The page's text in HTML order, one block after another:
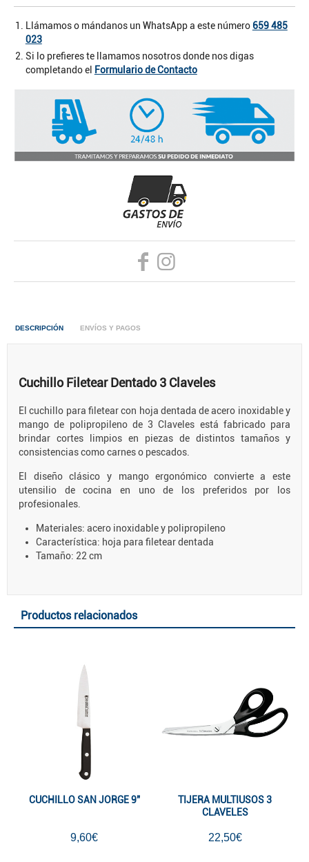
Llámamos o mándanos un WhatsApp a este número 659 485
023
Si lo prefieres te llamamos nosotros donde nos digas
completando el
Formulario de Contacto
DESCRIPCIÓN ENVÍOS Y PAGOS
Cuchillo Filetear Dentado 3 Claveles
El cuchillo para filetear con hoja dentada de acero inoxidable y
mango de polipropileno de 3 Claveles está fabricado para
brindar cortes limpios en piezas de distintos tamaños y
consistencias como carnes o pescados.
El diseño clásico y mango ergonómico convierte a este
utensilio de cocina en uno de los preferidos por los
profesionales.
Materiales: acero inoxidable y polipropileno
Característica: hoja para filetear dentada
Tamaño: 22 cm
Productos relacionados
CUCHILLO SAN JORGE 9"
9,60€
TIJERA MULTIUSOS 3
CLAVELES
22,50€